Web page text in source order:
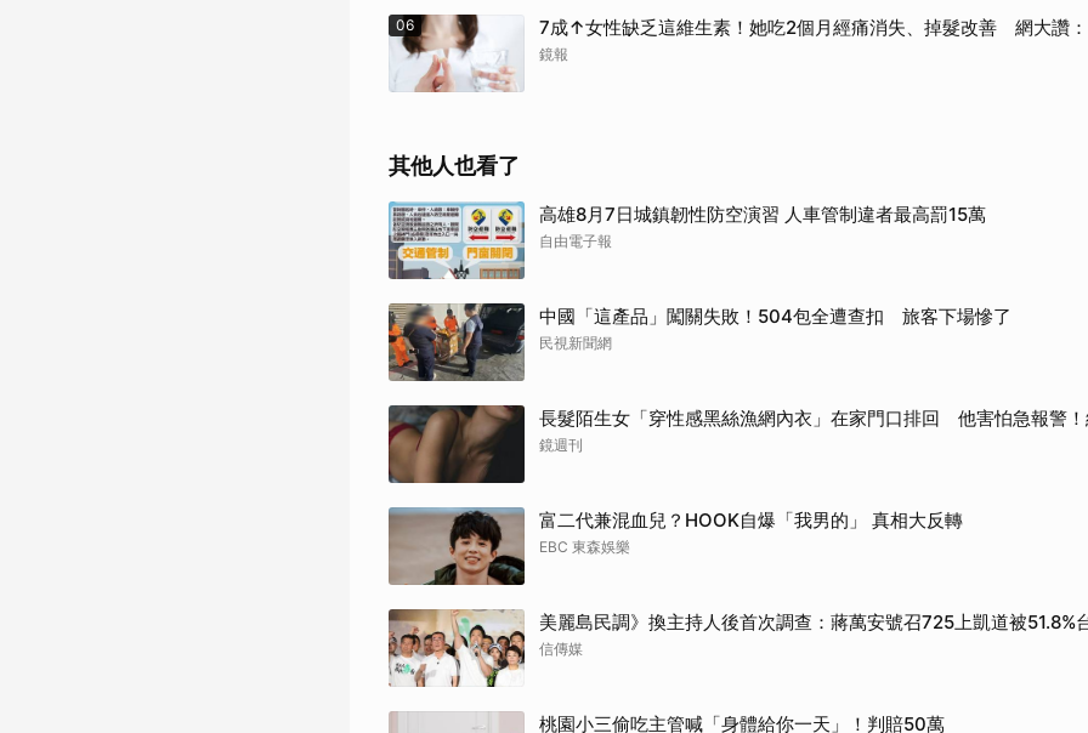
06 7成↑女性缺乏這維生素！她吃2個月經痛消失、掉髮改善 網大讚
鏡報
其他人也看了
高雄8月7日城鎮韌性防空演習 人車管制違者最高罰15萬
自由電子報
中國「這產品」闖關失敗！504包全遭查扣 旅客下場慘了
民視新聞網
長髮陌生女「穿性感黑絲漁網內衣」在家門口排回 他害怕急報警
鏡週刊
富二代兼混血兒？HOOK自爆「我男的」 真相大反轉
EBC 東森娛樂
美麗島民調》換主持人後首次調查：蔣萬安號召725上凱道被51.8%
信傳媒
桃園小三偷吃主管喊「身體給你一天」！判賠50萬